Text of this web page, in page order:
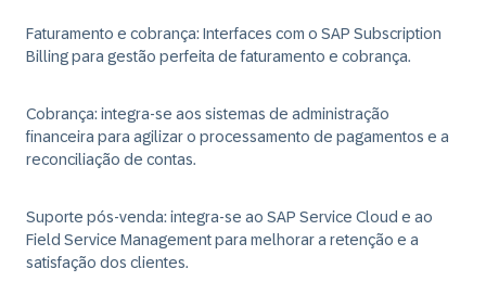
Faturamento e cobrança:Interfaces com o SAP Subscription
Billing para gestão perfeita de faturamento e cobrança.
Cobrança:integra-se aos sistemas de administração
financeira para agilizar o processamento de pagamentos e a
reconciliação de contas.
Suporte pós-venda:integra-se ao SAP Service Cloud e ao
Field Service Management para melhorar a retenção e a
satisfação dos clientes.